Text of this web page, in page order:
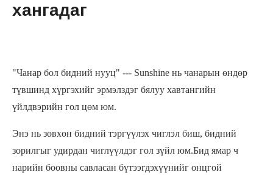
хангадаг
"Чанар бол бидний нууц" --- Sunshine нь чанарын өндөр
түвшинд хүргэхийг эрмэлздэг бялуу хавтангийн
үйлдвэрийн гол цөм юм.
Энэ нь зөвхөн бидний тэргүүлэх чиглэл биш, бидний
зорилгыг удирдан чиглүүлдэг гол зүйл юм.Бид ямар ч
нарийн боовны савласан бүтээгдэхүүнийг онцгой